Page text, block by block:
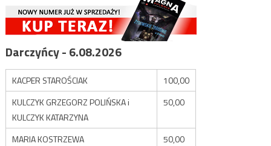
Darczyńcy - 6.08.2026
KACPER STAROŚCIAK
100,00
KULCZYK GRZEGORZ POLIŃSKA i
KULCZYK KATARZYNA
50,00
MARIA KOSTRZEWA
50,00